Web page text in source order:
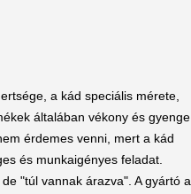
a kád speciális mérete,
általában vékony és gyenge
érdemes venni, mert a kád
és munkaigényes feladat.
"túl vannak árazva". A gyártó a